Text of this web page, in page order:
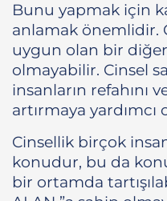
Bunu yapmak için
anlamak önemlidir.
uygun olan bir
olmayabilir. Cinsel
insanların refahını
artırmaya yardımcı
Cinsellik birçok
konudur, bu da
bir ortamda